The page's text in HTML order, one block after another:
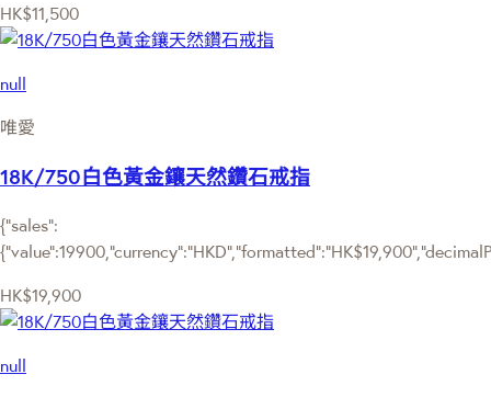
HK$11,500
null
唯愛
18K/750白色黃金鑲天然鑽石戒指
{"sales":
HK$19,900
null